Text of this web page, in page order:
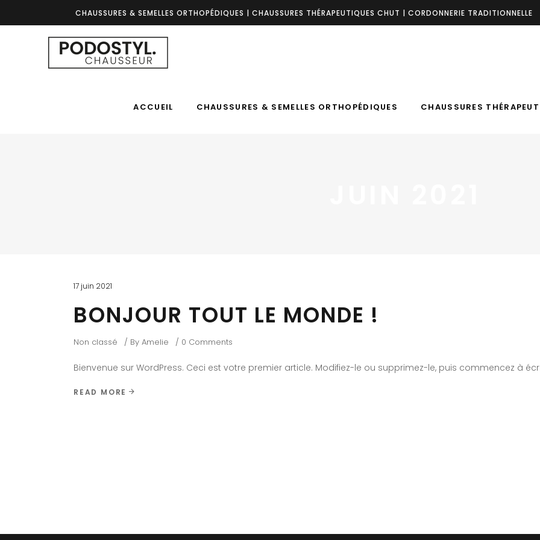
CHAUSSURES & SEMELLES ORTHOPÉDIQUES | CHAUSSURES THÉRAPEUTIQUES CHUT | CORDONNERIE TRADITIONNELLE
ACCUEIL CHAUSSURES & SEMELLES ORTHOPÉDIQUES CHAUSSURES
CHAUSSURES & SEMELLES ORTHOPÉDIQUES
17 juin 2021
BONJOUR TOUT LE MONDE !
Non classé By Amelie 0 Comments
Bienvenue sur WordPress. Ceci est votre premier article. Modifiez-le ou supprimez-le, puis commencez à
READ MORE